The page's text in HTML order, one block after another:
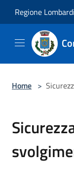
Regione
Home >